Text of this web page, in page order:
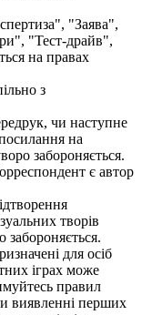
"Заява",
"Тест-драйв",
на правах
з
чи наступне
на
забороняється.
є автор
творів
забороняється.
для осіб
іграх може
правил
виявленні перших